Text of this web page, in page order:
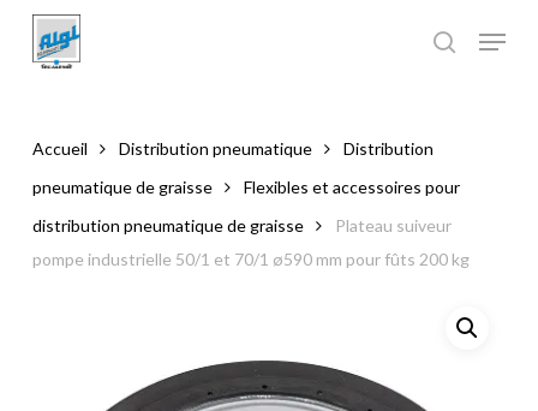
main
Accueil Distribution pneumatique
Distribution
pneumatique de graisse
Flexibles et accessoires pour
distribution pneumatique de graisse
Plateau suiveur
pompe industrielle 50/1 et 70/1 ø590 mm pour fûts 200 kg